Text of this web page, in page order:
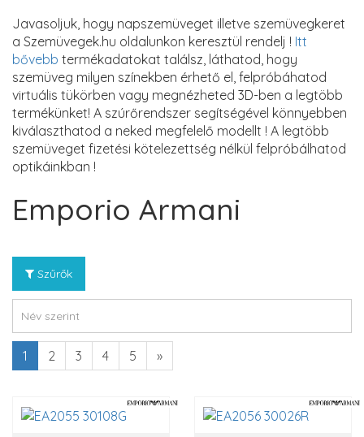
Javasoljuk, hogy napszemüveget illetve szemüvegkeret
a Szemüvegek.hu oldalunkon keresztül rendelj ! Itt
bővebb termékadatokat találsz, láthatod, hogy
szemüveg milyen színekben érhető el, felpróbáhatod
virtuális tükörben vagy megnézheted 3D-ben a legtöbb
termékünket! A szúrőrendszer segítségével könnyebben
kiválaszthatod a neked megfelelő modellt ! A legtöbb
szemüveget fizetési kötelezettség nélkül felpróbálhatod
optikáinkban !
Emporio Armani
Szűrők
1 2 3 4 5 »